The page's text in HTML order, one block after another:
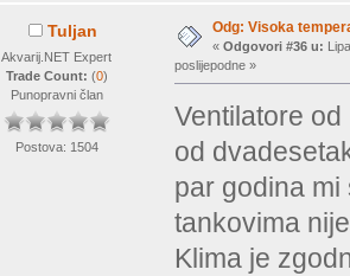
Tuljan
Akvarij.NET Expert
Trade Count: (0)
Punopravni član
Postova: 1504
Odg: Visoka
« Odgovori #36 u:
poslijepodne »
Ventilatore
od
par godina
tankovima
Klima je